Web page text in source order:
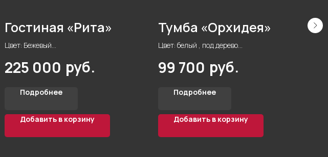
Гостиная «Рита»
Цвет: Бежевый
Стиль: Современный
Фурнитура: Блюм и Боярд
225 000 руб.
Подробнее
Добавить в корзину
Тумба «Орхидея»
Цвет: белый , под дерево
Стиль: модерн
Фурнитура: HETTICH
99 700 руб.
Подробнее
Добавить в корзину